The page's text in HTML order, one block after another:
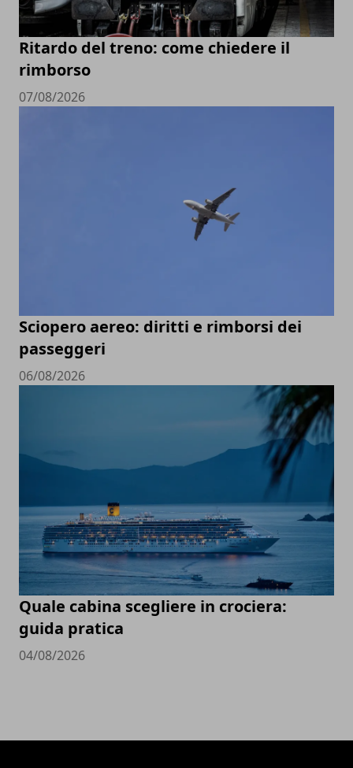
Ritardo del treno: come chiedere il
rimborso
07/08/2026
Sciopero aereo: diritti e rimborsi dei
passeggeri
06/08/2026
Quale cabina scegliere in crociera:
guida pratica
04/08/2026